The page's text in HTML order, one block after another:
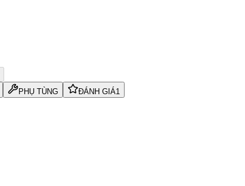
PHỤ TÙNG ĐÁNH GIÁ1